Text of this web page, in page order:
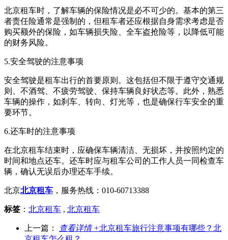
北京租车时，了解车辆的保险情况是必不可少的。基本的第三
者责任险通常是强制的，但租车者还应根据自身需求考虑是否
购买额外的保险，如车辆损失险、全车盗抢险等，以降低可能
的财务风险。
5.安全驾驶的注意事项
安全驾驶是租车出行的首要原则。这包括但不限于遵守交通规
则、不酒驾、不疲劳驾驶、保持车辆良好状态等。此外，熟悉
车辆的操作，如刹车、转向、灯光等，也是确保行车安全的重
要环节。
6.还车时的注意事项
在北京租车结束时，应确保车辆清洁、无损坏，并按照约定的
时间和地点还车。还车时应与租车公司的工作人员一同检查车
辆，确认无误后办理还车手续。
北京北京租车 ，服务热线：010-60713388
标签 ： 北京租车 , 北京租车
上一篇： 查看详情 +北京租车旅行注意事项有哪些？北